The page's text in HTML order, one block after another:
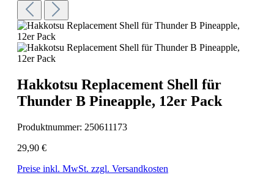
Hakkotsu Replacement Shell für
Thunder B Pineapple, 12er Pack
Produktnummer: 250611173
29,90 €
Preise inkl. MwSt. zzgl. Versandkosten